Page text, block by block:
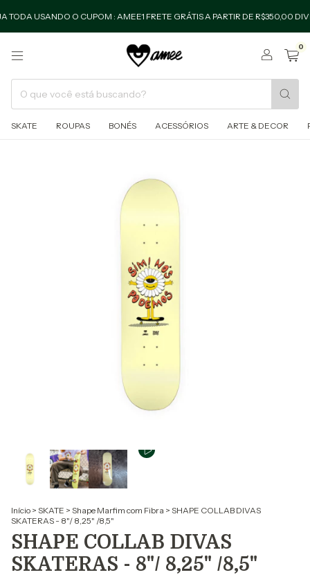
USANDO O CUPOM : AMEE1 FRETE GRÁTIS A PARTIR DE R$350,00 DIVIDE
0
SKATE ROUPAS BONÉS ACESSÓRIOS ARTE & DECOR
Início > SKATE > Shape Marfim com Fibra > SHAPE COLLAB DIVAS
SKATERAS - 8"/ 8,25" /8,5"
SHAPE COLLAB DIVAS
SKATERAS - 8"/ 8,25" /8,5"